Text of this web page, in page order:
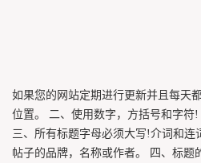
如果您的网站定期进行更新并且每天
位置。 二、使用数字，方括号和字符
三、所有标题字母必须大写!介词和连
帖子的品牌，名称或作者。 四、标